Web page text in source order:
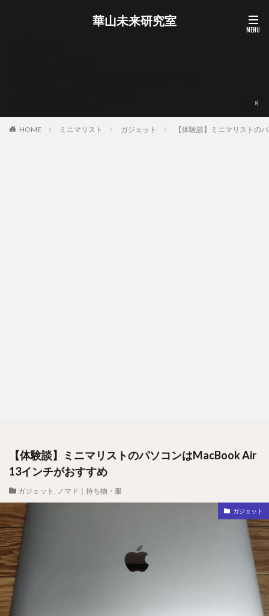
華山未来研究室
HOME ミニマリスト ガジェット 【体験談】ミニマリストの
【体験談】ミニマリストのパソコンはMacBook Air
13インチがおすすめ
ガジェット , ノマド｜持ち物・服
ガジェット